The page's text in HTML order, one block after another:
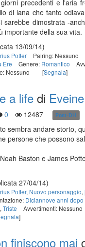
precedenti e l'aria
di lana che tanto
sarebbe dimostrata -
importante della sua vita.
13/09/14)
Potter
Pairing: Nessuno
Ere Genere: Romantico
Nessuno [Segnala]
a life di Eveine
0 12487 Post-DH
sembra andare storto,
persone che possono
Baston e James
27/04/14)
Potter, Nuovo personaggio,
Diciannove anni dopo
, Triste Avvertimenti: Nessuno
]
finiscono mai